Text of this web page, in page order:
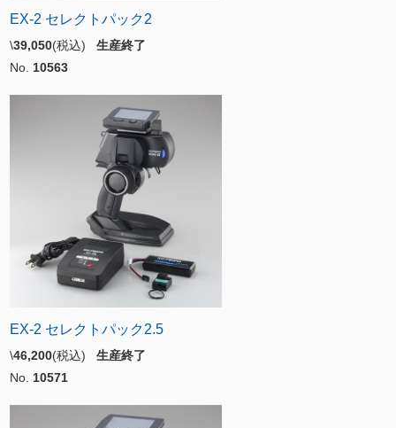
EX-2 セレクトパック2
\39,050(税込) 生産終了
No. 10563
EX-2 セレクトパック2.5
\46,200(税込) 生産終了
No. 10571